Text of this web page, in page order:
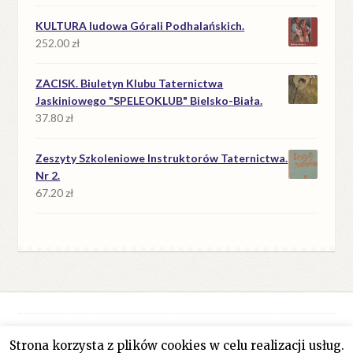
KULTURA ludowa Górali Podhalańskich.
252.00zł
ZACISK. Biuletyn Klubu Taternictwa
Jaskiniowego "SPELEOKLUB" Bielsko-Biała.
37.80zł
Zeszyty Szkoleniowe Instruktorów Taternictwa.
Nr 2.
67.20zł
© Antykwariat Filar 2026
Strona korzysta z plików cookies w celu realizacji usług.